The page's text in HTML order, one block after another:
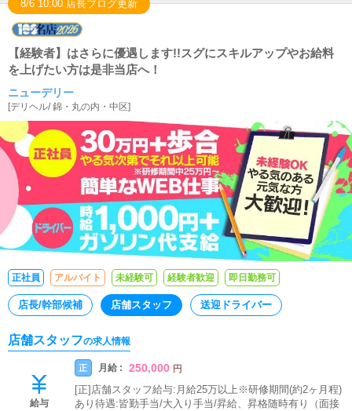
8/6 10:00 店長ブログ更新
【経験者】はさらに優遇します!!スグにスキルアップやお給料
を上げたい方は是非当店へ！
ニューデリー
[デリヘル/錦・丸の内・中区]
正社員 アルバイト 未経験可 経験者歓迎 即日勤務可
店長/幹部候補 店舗スタッフ 送迎ドライバー
店舗スタッフの求人情報
給与
正 月給 : 250,000 円
[正]店舗スタッフ給与:月給25万以上※研修期間(約2ヶ月程)
あり待遇:皆勤手当/大入り手当/昇給、昇格随時有り（面接